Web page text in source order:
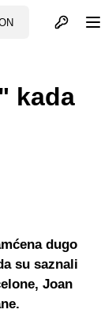
Otvori profil
kada
dugo
su saznali
Joan